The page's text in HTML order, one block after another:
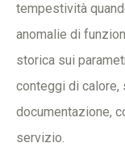
tempestività
anomalie di
storica sui
conteggi di calore,
documentazione,
servizio.